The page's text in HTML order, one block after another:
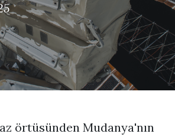
örtüsünden Mudanya'nın